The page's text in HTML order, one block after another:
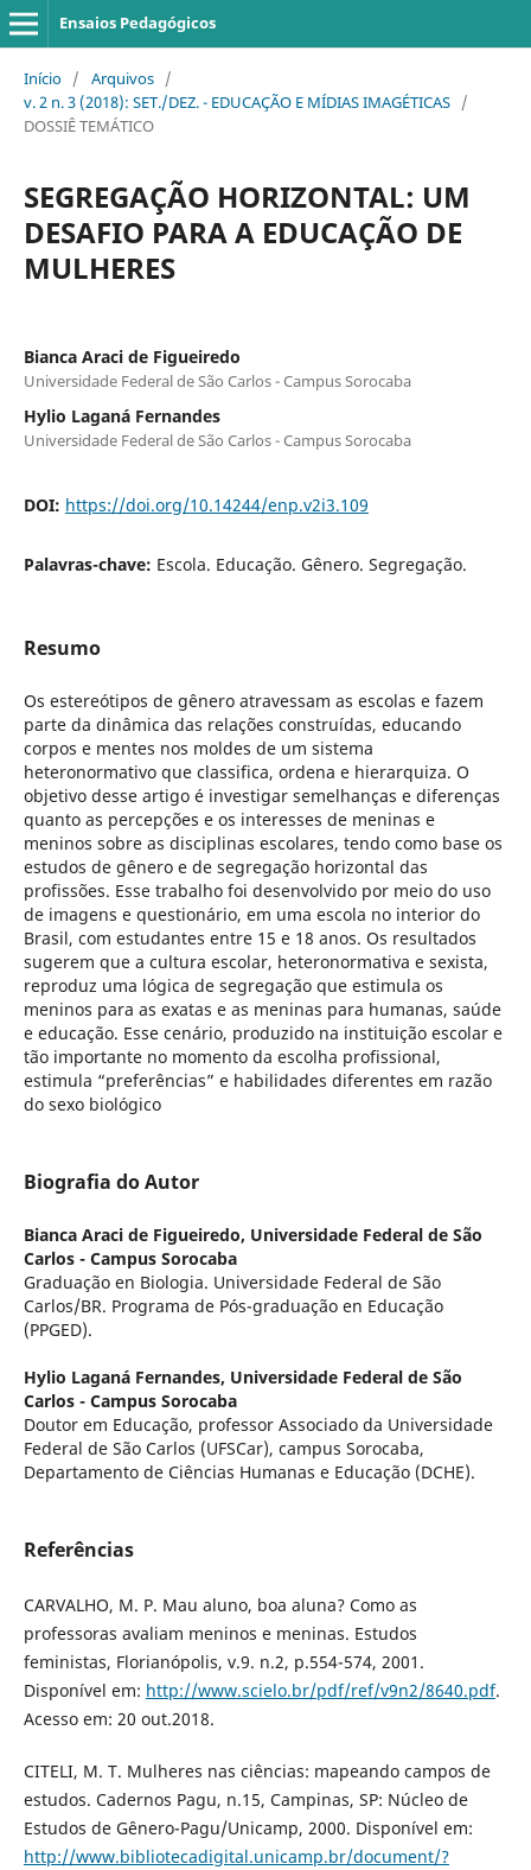
Ensaios Pedagógicos
Início / Arquivos /
v. 2 n. 3 (2018): SET./DEZ. - EDUCAÇÃO E MÍDIAS IMAGÉTICAS /
DOSSIÊ TEMÁTICO
SEGREGAÇÃO HORIZONTAL: UM
DESAFIO PARA A EDUCAÇÃO DE
MULHERES
Bianca Araci de Figueiredo
Universidade Federal de São Carlos - Campus Sorocaba
Hylio Laganá Fernandes
Universidade Federal de São Carlos - Campus Sorocaba
DOI: https://doi.org/10.14244/enp.v2i3.109
Palavras-chave: Escola. Educação. Gênero. Segregação.
Resumo
Os estereótipos de gênero atravessam as escolas e fazem
parte da dinâmica das relações construídas, educando
corpos e mentes nos moldes de um sistema
heteronormativo que classifica, ordena e hierarquiza. O
objetivo desse artigo é investigar semelhanças e diferenças
quanto as percepções e os interesses de meninas e
meninos sobre as disciplinas escolares, tendo como base os
estudos de gênero e de segregação horizontal das
profissões. Esse trabalho foi desenvolvido por meio do uso
de imagens e questionário, em uma escola no interior do
Brasil, com estudantes entre 15 e 18 anos. Os resultados
sugerem que a cultura escolar, heteronormativa e sexista,
reproduz uma lógica de segregação que estimula os
meninos para as exatas e as meninas para humanas, saúde
e educação. Esse cenário, produzido na instituição escolar e
tão importante no momento da escolha profissional,
estimula “preferências” e habilidades diferentes em razão
do sexo biológico
Biografia do Autor
Bianca Araci de Figueiredo, Universidade Federal de São
Carlos - Campus Sorocaba
Graduação en Biologia. Universidade Federal de São
Carlos/BR. Programa de Pós-graduação en Educação
(PPGED).
Hylio Laganá Fernandes, Universidade Federal de São
Carlos - Campus Sorocaba
Doutor em Educação, professor Associado da Universidade
Federal de São Carlos (UFSCar), campus Sorocaba,
Departamento de Ciências Humanas e Educação (DCHE).
Referências
CARVALHO, M. P. Mau aluno, boa aluna? Como as
professoras avaliam meninos e meninas. Estudos
feministas, Florianópolis, v.9. n.2, p.554-574, 2001.
Disponível em: http://www.scielo.br/pdf/ref/v9n2/8640.pdf.
Acesso em: 20 out.2018.
CITELI, M. T. Mulheres nas ciências: mapeando campos de
estudos. Cadernos Pagu, n.15, Campinas, SP: Núcleo de
Estudos de Gênero-Pagu/Unicamp, 2000. Disponível em:
http://www.bibliotecadigital.unicamp.br/document/?